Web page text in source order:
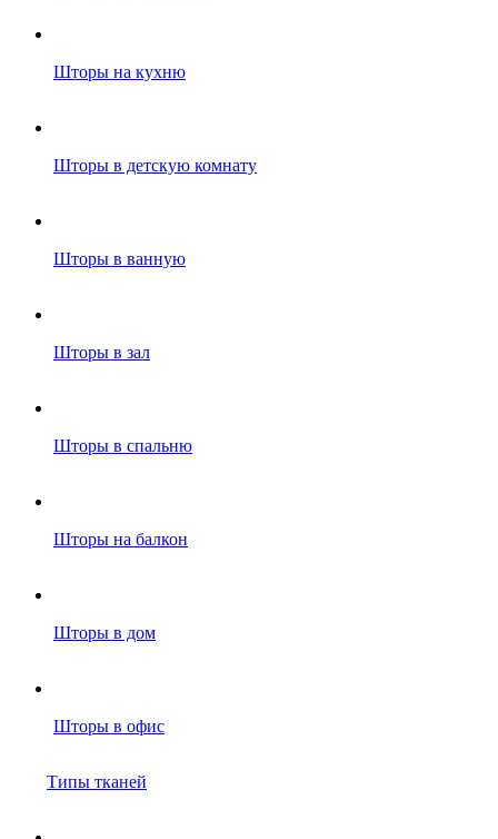
Шторы на кухню
Шторы в детскую комнату
Шторы в ванную
Шторы в зал
Шторы в спальню
Шторы на балкон
Шторы в дом
Шторы в офис
Типы тканей